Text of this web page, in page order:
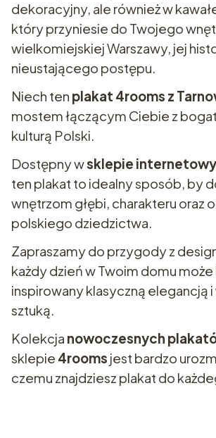
dekoracyjny, ale również w
który przyniesie do Twojego
wielkomiejskiej Warszawy, jej
nieustającego postępu.
Niech ten plakat 4rooms z
mostem łączącym Ciebie z
kulturą Polski.
Dostępny wsklepie
ten plakat to idealny sposób, by
wnętrzom głębi, charakteru oraz
polskiego dziedzictwa.
Zapraszamy do przygody z
każdy dzień w Twoim domu
inspirowany klasyczną elegancją
sztuką.
Kolekcja nowoczesnych
sklepie 4rooms jest bardzo
czemu znajdziesz plakat do